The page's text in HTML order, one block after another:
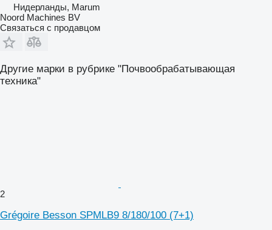
Нидерланды, Marum
Noord Machines BV
Связаться с продавцом
Другие марки в рубрике "Почвообрабатывающая
техника"
2
Grégoire Besson SPMLB9 8/180/100 (7+1)